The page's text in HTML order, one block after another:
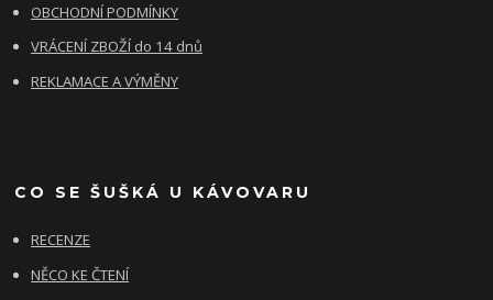
OBCHODNÍ PODMÍNKY
VRÁCENÍ ZBOŽÍ do 14 dnů
REKLAMACE A VÝMĚNY
CO SE ŠUŠKÁ U KÁVOVARU
RECENZE
NĚCO KE ČTENÍ